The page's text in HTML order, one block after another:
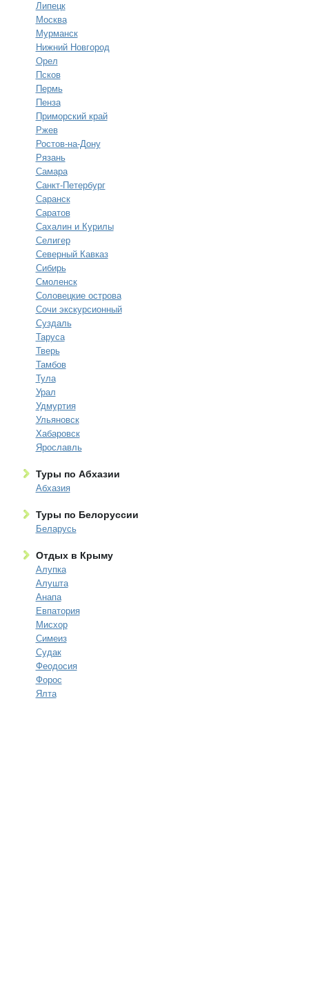
Липецк
Москва
Мурманск
Нижний Новгород
Орел
Псков
Пермь
Пенза
Приморский край
Ржев
Ростов-на-Дону
Рязань
Самара
Санкт-Петербург
Саранск
Саратов
Сахалин и Курилы
Селигер
Северный Кавказ
Сибирь
Смоленск
Соловецкие острова
Сочи экскурсионный
Суздаль
Таруса
Тверь
Тамбов
Тула
Урал
Удмуртия
Ульяновск
Хабаровск
Ярославль
Туры по Абхазии
Абхазия
Туры по Белоруссии
Беларусь
Отдых в Крыму
Алупка
Алушта
Анапа
Евпатория
Мисхор
Симеиз
Судак
Феодосия
Форос
Ялта